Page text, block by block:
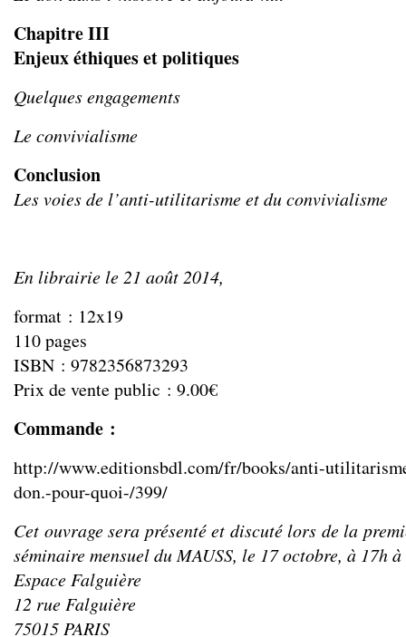
Chapitre III
Enjeux éthiques et politiques
Quelques engagements
Le convivialisme
Conclusion
Les voies de l’anti-utilitarisme et du convivialisme
En librairie le 21 août 2014,
format : 12x19
110 pages
ISBN : 9782356873293
Prix de vente public : 9.00€
Commande :
http://www.editionsbdl.com/fr/books/anti-
don.-pour-quoi-/399/
Cet ouvrage sera présenté et discuté lors de la
séminaire mensuel du MAUSS, le 17 octobre, à 17h
Espace Falguière
12 rue Falguière
75015 PARIS